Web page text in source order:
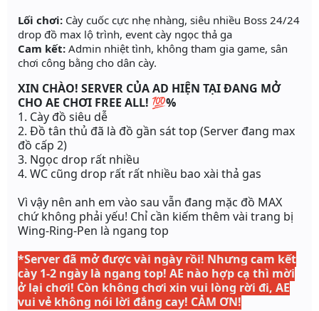
Lối chơi: Cày cuốc cực nhẹ nhàng, siêu nhiều Boss 24/24
drop đồ max lộ trình, event cày ngọc thả ga
Cam kết: Admin nhiệt tình, không tham gia game, sân
chơi công bằng cho dân cày.
XIN CHÀO! SERVER CỦA AD HIỆN TẠI ĐANG MỞ
CHO AE CHƠI FREE ALL! 💯%
1. Cày đồ siêu dễ
2. Đồ tân thủ đã là đồ gần sát top (Server đang max
đồ cấp 2)
3. Ngọc drop rất nhiều
4. WC cũng drop rất rất nhiều bao xài thả gas
Vì vậy nên anh em vào sau vẫn đang mặc đồ MAX
chứ không phải yếu! Chỉ cần kiếm thêm vài trang bị
Wing-Ring-Pen là ngang top
*Server đã mở được vài ngày rồi! Nhưng cam kết
cày 1-2 ngày là ngang top! AE nào hợp cạ thì mời
ở lại chơi! Còn không chơi xin vui lòng rời đi, AE
vui vẻ không nói lời đắng cay! CẢM ƠN!